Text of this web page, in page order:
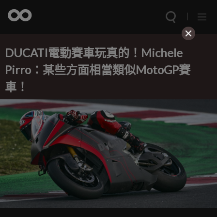
DUCATI電動賽車玩真的！Michele
Pirro：某些方面相當類似MotoGP賽
車！